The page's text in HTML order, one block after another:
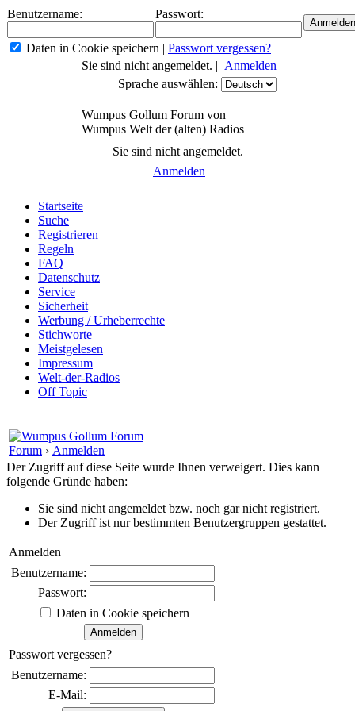
Benutzername: Passwort:
Daten in Cookie speichern | Passwort vergessen?
Sie sind nicht angemeldet. | Anmelden
Sprache auswählen:
Wumpus Gollum Forum von
Wumpus Welt der (alten) Radios
Sie sind nicht angemeldet.
Anmelden
Startseite
Suche
Registrieren
Regeln
FAQ
Datenschutz
Service
Sicherheit
Werbung / Urheberrechte
Stichworte
Meistgelesen
Impressum
Welt-der-Radios
Off Topic
Forum › Anmelden
Der Zugriff auf diese Seite wurde Ihnen verweigert. Dies kann
folgende Gründe haben:
Sie sind nicht angemeldet bzw. noch gar nicht registriert.
Der Zugriff ist nur bestimmten Benutzergruppen gestattet.
Anmelden
Benutzername:
Passwort:
Daten in Cookie speichern
Passwort vergessen?
Benutzername:
E-Mail: